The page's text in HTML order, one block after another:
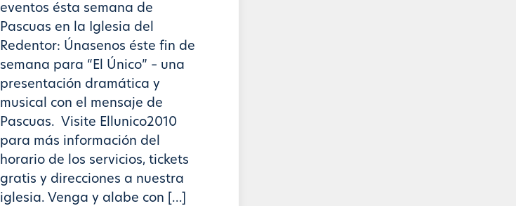
eventos ésta semana de
Pascuas en la Iglesia del
Redentor: Únasenos éste fin de
semana para “El Único” – una
presentación dramática y
musical con el mensaje de
Pascuas. Visite Ellunico2010
para más información del
horario de los servicios, tickets
gratis y direcciones a nuestra
iglesia. Venga y alabe con […]